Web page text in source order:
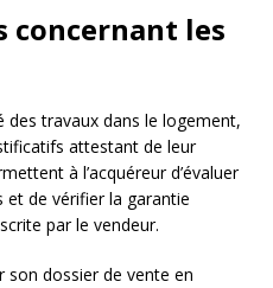
concernant les
des travaux dans le logement,
attestant de leur
à l’acquéreur d’évaluer
et de vérifier la garantie
par le vendeur.
son dossier de vente en